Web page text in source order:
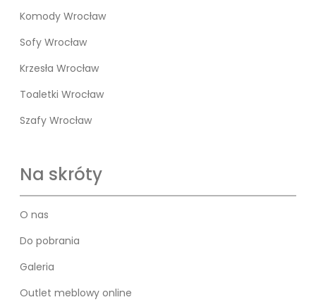
Komody Wrocław
Sofy Wrocław
Krzesła Wrocław
Toaletki Wrocław
Szafy Wrocław
Na skróty
O nas
Do pobrania
Galeria
Outlet meblowy online